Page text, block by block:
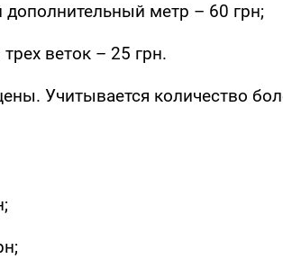
метр – 60 грн;
веток – 25 грн.
Учитывается количество